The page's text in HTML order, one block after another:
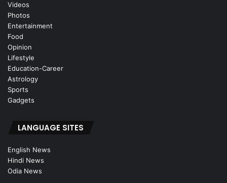
Videos
Photos
Entertainment
Food
Opinion
Lifestyle
Education-Career
Astrology
Sports
Gadgets
LANGUAGE SITES
English News
Hindi News
Odia News